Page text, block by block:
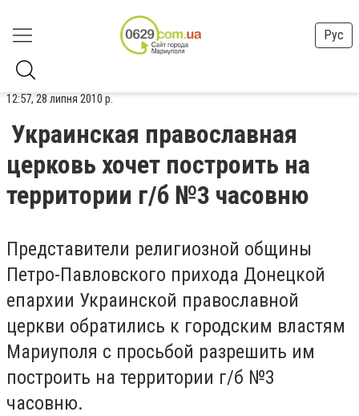
Рус
12:57, 28 липня 2010 р.
Украинская православная
церковь хочет построить на
территории г/б №3 часовню
Представители религиозной общины
Петро-Павловского прихода Донецкой
епархии Украинской православной
церкви обратились к городским властям
Мариуполя с просьбой разрешить им
построить на территории г/б №3
часовню.